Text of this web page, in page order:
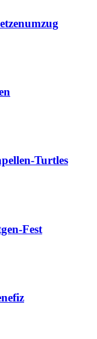
Turtles
Fest